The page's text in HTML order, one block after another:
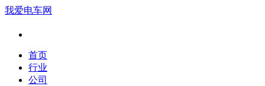
我爱电车网
首页
行业
公司